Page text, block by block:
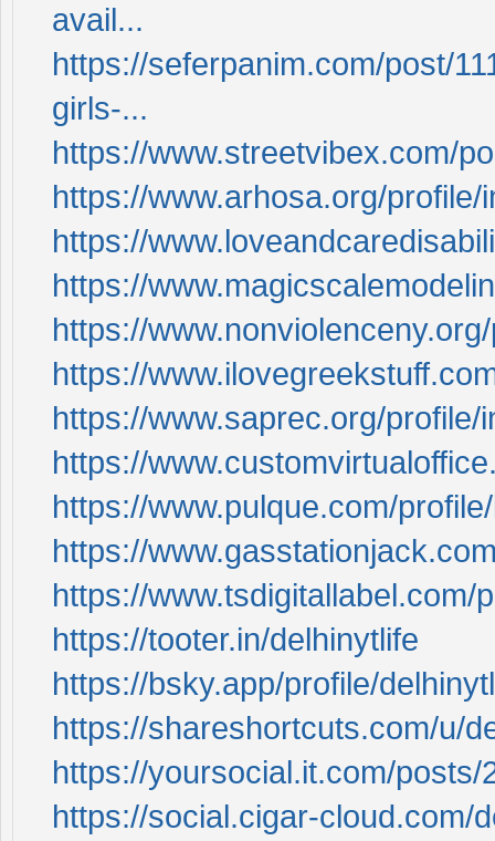
avail...
https://seferpanim.com/post/
girls-...
https://www.streetvibex.com/
https://www.arhosa.org/
https://
https://
https://
https://
https://www.saprec.org/
https://
https://www.pulque.com/
https://
https://www.tsdigitallabel.com/
https://tooter.in/delhinytlife
https://bsky.app/profile/
https://shareshortcuts.com/u/
https://yoursocial.it.com/posts/
https://social.cigar-cloud.com/